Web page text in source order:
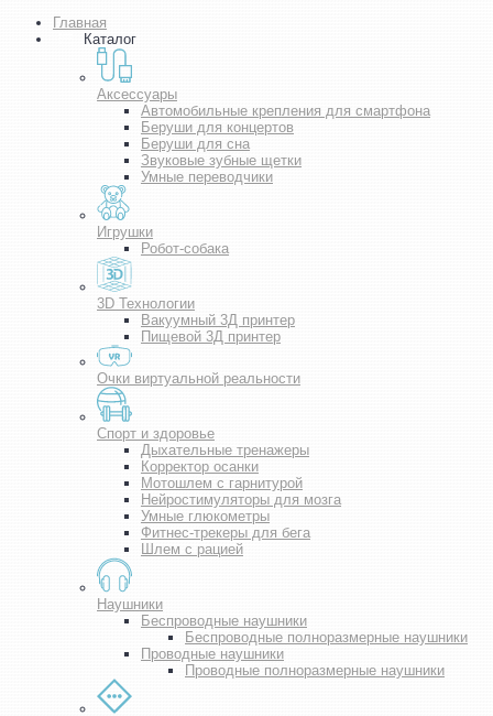
Главная
Каталог
Аксессуары
Автомобильные крепления для смартфона
Беруши для концертов
Беруши для сна
Звуковые зубные щетки
Умные переводчики
Игрушки
Робот-собака
3D Технологии
Вакуумный 3Д принтер
Пищевой 3Д принтер
Очки виртуальной реальности
Спорт и здоровье
Дыхательные тренажеры
Корректор осанки
Мотошлем с гарнитурой
Нейростимуляторы для мозга
Умные глюкометры
Фитнес-трекеры для бега
Шлем с рацией
Наушники
Беспроводные наушники
Беспроводные полноразмерные наушники
Проводные наушники
Проводные полноразмерные наушники